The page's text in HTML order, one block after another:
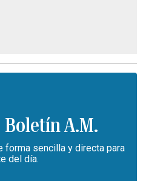
Boletín A.M.
forma sencilla y directa para
del día.